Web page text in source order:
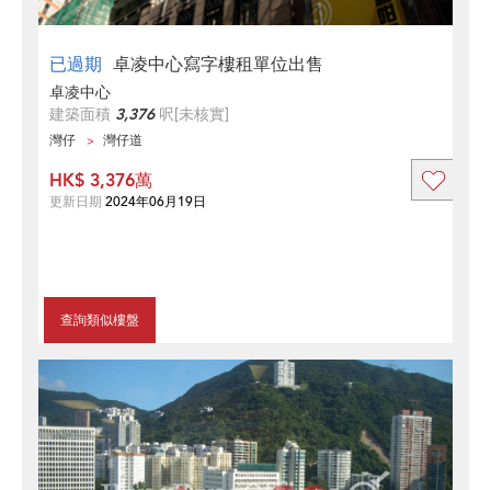
已過期 卓凌中心寫字樓租單位出售
卓凌中心
建築面積 3,376呎[未核實]
灣仔 灣仔道
查詢類似樓盤
HK$ 3,376萬
更新日期 2024年06月19日